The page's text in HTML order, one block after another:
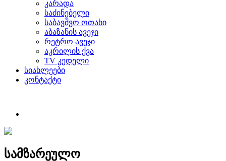
კარადა
საძინებელი
საბავშვო ოთახი
აბაზანის ავეჯი
რეტრო ავეჯი
აკრილის ქვა
TV კედელი
სიახლეები
კონტაქტი
სამზარეულო